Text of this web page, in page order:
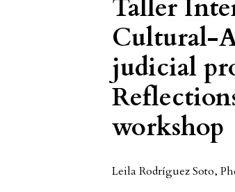
Taller
Cultural-
judicial
workshop
Leila Rodríguez Soto,